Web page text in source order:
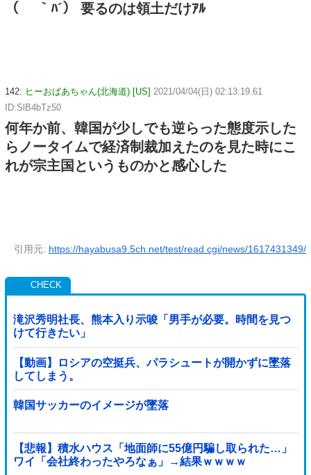
（ ｀ﾊ´） 要るのは領土だけｱﾙ
142: ヒーおばあちゃん(北海道) [US] 2021/04/04(日) 02:13:19.61
ID:SlB4bTz50
何年か前、韓国が少しでも逆らった態度示した
らノータイムで経済制裁加えたのを見た時にこ
れが宗主国というものかと感心した
引用元: https://hayabusa9.5ch.net/test/read.cgi/news/1617431349/
滝沢秀明社長、熊本入り示唆「男手が必要。時間を見つ
けて行きたい」
【動画】ロシアの空挺兵、パラシュートが開かずに墜落
してしまう。
韓国サッカーのイメージが墜落
【悲報】積水ハウス「地面師に55億円騙し取られた…」
ワイ「会社終わったやろなぁ」→結果ｗｗｗｗ